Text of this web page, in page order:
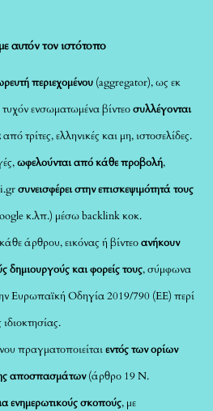
αυτόν τον ιστότοπο
περιεχομένου (aggregator), ως εκ
τυχόν ενσωματωμένα βίντεοσυλλέγονται
από τρίτες, ελληνικές και μη, ιστοσελίδες.
ωφελούνται από κάθε προβολή,
συνεισφέρει στην επισκεψιμότητά τους
κ.λπ.) μέσω backlink κοκ.
άρθρου, εικόνας ή βίντεοανήκουν
δημιουργούς και φορείς τους, σύμφωνα
Ευρωπαϊκή Οδηγία 2019/790 (ΕΕ) περί
πραγματοποιείταιεντός των ορίων
αποσπασμάτων(άρθρο 19 Ν.
ενημερωτικούς σκοπούς, με